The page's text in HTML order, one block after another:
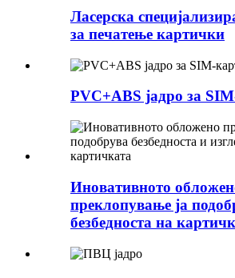
Ласерска
за печатење картички
PVC+ABS јадро за
Иновативното
преклопување ја
безбедноста на